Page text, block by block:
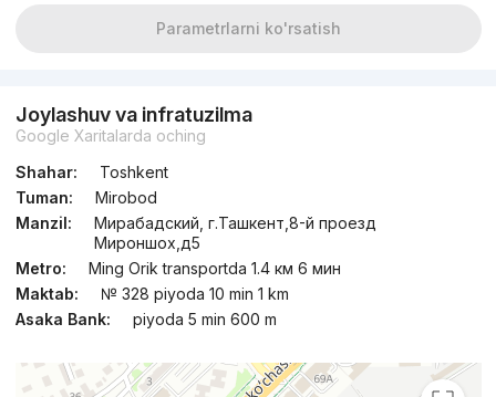
Parametrlarni ko'rsatish
Joylashuv va infratuzilma
Google Xaritalarda oching
Shahar:
Toshkent
Tuman:
Mirobod
Manzil:
Мирабадский, г.Ташкент,8-й проезд
Мироншох,д5
Metro:
Ming Orik transportda 1.4 км 6 мин
Maktab:
№ 328 piyoda 10 min 1 km
Asaka Bank:
piyoda 5 min 600 m